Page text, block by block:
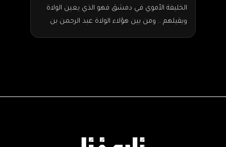
الخليفة الأموي في دمشق فهو الذي يعين الولاة
ويقيلهم .. ومن بين هؤلاء الولاة عبد الرحمن بن